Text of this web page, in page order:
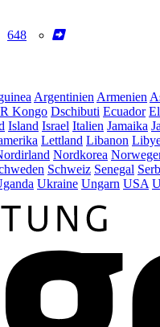
648
Argentinien Armenien
Kongo Dschibuti Ecuador
Island Israel Italien Jamaika
Lettland Libanon
Nordkorea
Schweiz Senegal
Ukraine Ungarn USA